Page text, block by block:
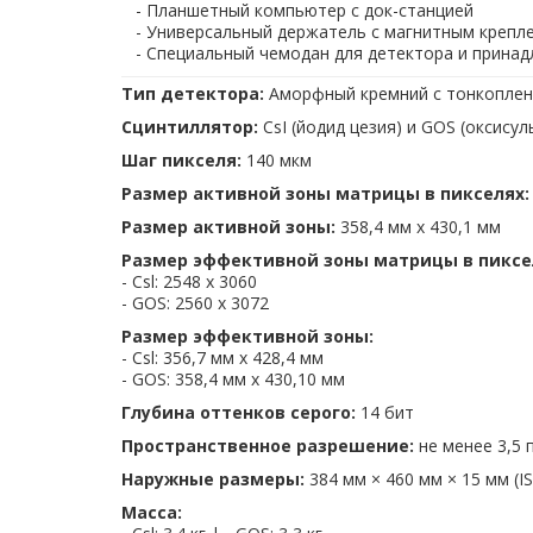
- Планшетный компьютер с док-станцией
- Универсальный держатель с магнитным
- Специальный чемодан для детектора и
Тип детектора: Аморфный кремний с
Сцинтиллятор: CsI (йодид цезия) и GOS
Шаг пикселя: 140 мкм
Размер активной зоны матрицы в пикселях:
Размер активной зоны: 358,4 мм x 430,1 мм
Размер эффективной зоны матрицы в
- Csl: 2548 x 3060
- GOS: 2560 х 3072
Размер эффективной зоны:
- Csl: 356,7 мм x 428,4 мм
- GOS: 358,4 мм х 430,10 мм
Глубина оттенков серого: 14 бит
Пространственное разрешение: не менее 3,5
Наружные размеры: 384 мм × 460 мм × 15 мм
Масса:
Приняв
успех", Вы
- Цену от
- Оперативную
- Скидку на
Компактный и легкий цифровой детектор
рентгенографических системах, дает
рентгенографии, одновременно доводя
Самый легкий путь к «мгновенному DR»
Благодаря функции автоматического
функционирует без электрического
его практически со всеми рентгеновскими
Ускорение и повышение эффективности
Рентгеновский детектор DX-D 40 является
себя программное обеспечение NX для
MUSICA, а также детектор. Эти
технологический процесс ряд
исследований. Повторная съемка может
количество снимков более не
изображения могут быть быстрее
DICOM.